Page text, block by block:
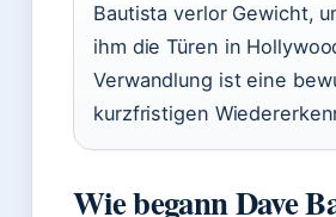
Bautista verlor Gewicht,
ihm die Türen in
Verwandlung ist eine
kurzfristigen
Wie begann Dave